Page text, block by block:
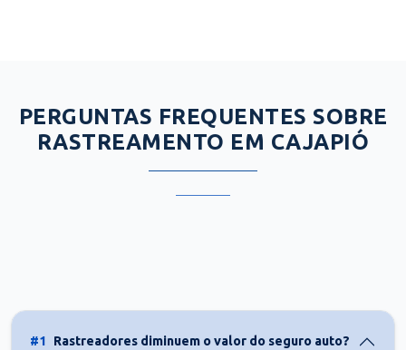
PERGUNTAS FREQUENTES SOBRE
RASTREAMENTO EM CAJAPIÓ
#1 Rastreadores diminuem o valor do seguro auto?